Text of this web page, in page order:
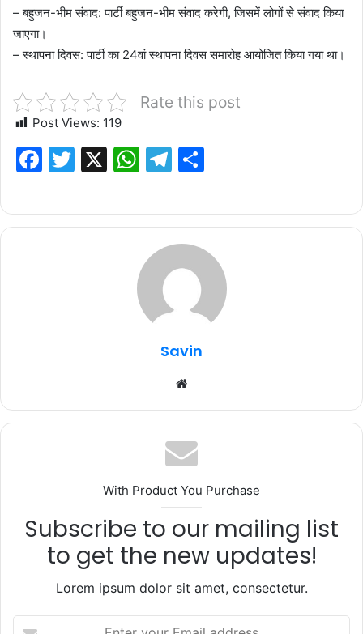
– बहुजन-भीम संवाद: पार्टी बहुजन-भीम संवाद करेगी, जिसमें लोगों से संवाद किया
जाएगा।
– स्थापना दिवस: पार्टी का 24वां स्थापना दिवस समारोह आयोजित किया गया था।
Rate this post
Post Views: 119
F
c
e
T
it
te
X
W
at
s
A
p
T
e
g
ra
ar
e
Savin
With Product You Purchase
Subscribe to our mailing list
to get the new updates!
Lorem ipsum dolor sit amet, consectetur.